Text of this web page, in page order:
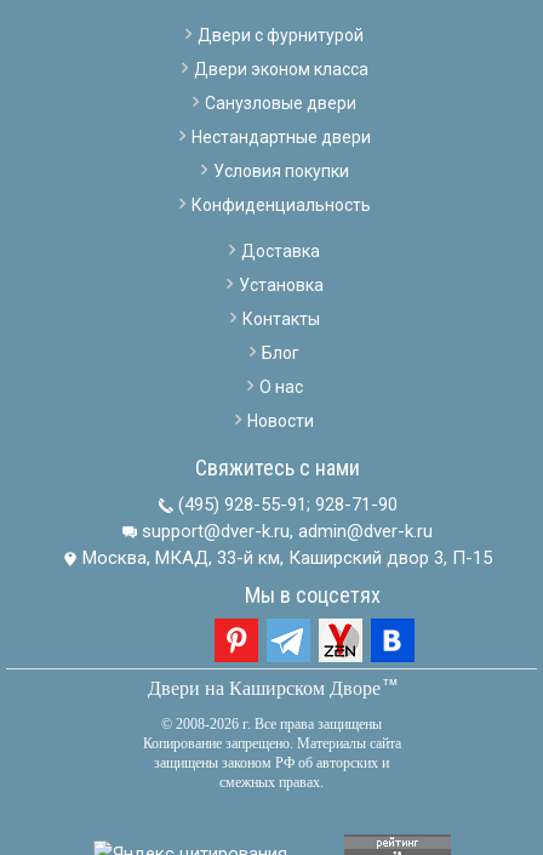
Двери с фурнитурой
Двери эконом класса
Санузловые двери
Нестандартные двери
Условия покупки
Конфиденциальность
Доставка
Установка
Контакты
Блог
О нас
Новости
Свяжитесь с нами
(495) 928-55-91; 928-71-90
support@dver-k.ru, admin@dver-k.ru
Москва, МКАД, 33-й км, Каширский двор 3, П-15
Мы в соцсетях
Двери на Каширском Дворетм
© 2008-2026 г. Все права защищены
Копирование запрещено. Материалы сайта
защищены законом РФ об авторских и
смежных правах.